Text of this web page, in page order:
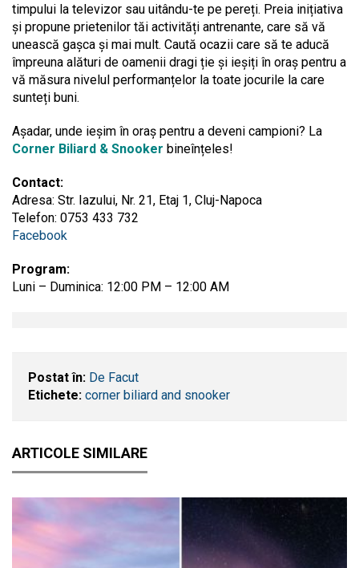
timpului la televizor sau uitându-te pe pereți. Preia inițiativa
și propune prietenilor tăi activități antrenante, care să vă
unească gașca și mai mult. Caută ocazii care să te aducă
împreuna alături de oamenii dragi ție și ieșiți în oraș pentru a
vă măsura nivelul performanțelor la toate jocurile la care
sunteți buni.
Așadar, unde ieșim în oraș pentru a deveni campioni? La
Corner Biliard & Snooker bineînțeles!
Contact:
Adresa: Str. Iazului, Nr. 21, Etaj 1, Cluj-Napoca
Telefon: 0753 433 732
Facebook
Program:
Luni – Duminica: 12:00 PM – 12:00 AM
Postat în: De Facut
Etichete: corner biliard and snooker
ARTICOLE SIMILARE